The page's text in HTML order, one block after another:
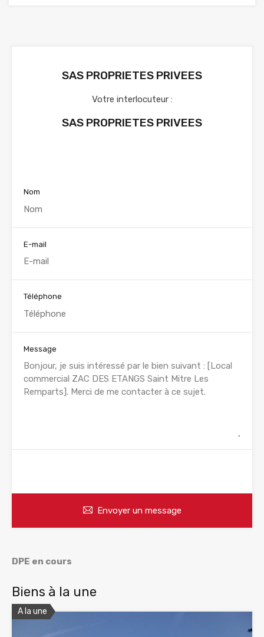
SAS PROPRIETES PRIVEES
Votre interlocuteur :
SAS PROPRIETES PRIVEES
Nom
E-mail
Téléphone
Message
Envoyer un message
DPE en cours
Biens à la une
A la une